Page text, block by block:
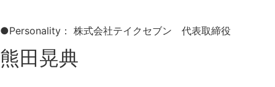
●Personality： 株式会社テイクセブン 代表取締役
熊田晃典